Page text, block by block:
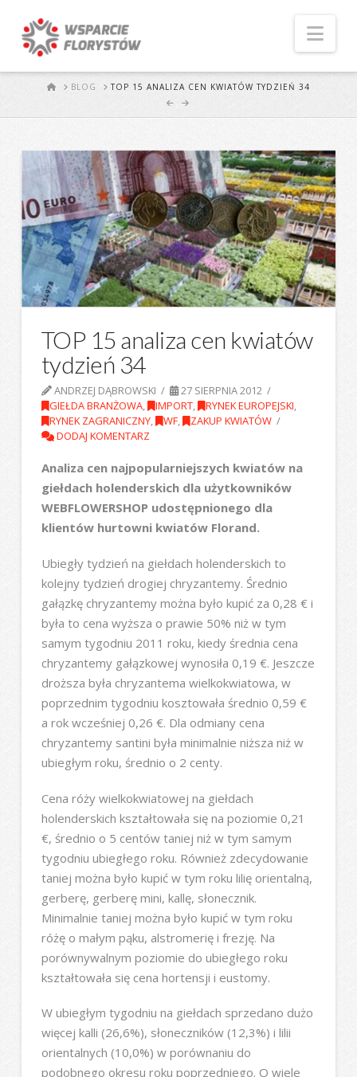
STARTBLOG TOP 15 ANALIZA CEN KWIATÓW TYDZIEŃ 34
TOP 15 analiza cen kwiatów
tydzień 34
ANDRZEJ DĄBROWSKI
27 SIERPNIA 2012
GIEŁDA BRANŻOWA, IMPORT, RYNEK EUROPEJSKI,
RYNEK ZAGRANICZNY, WF,
ZAKUP KWIATÓW
DODAJ KOMENTARZ
Analiza cen najpopularniejszych kwiatów na
giełdach holenderskich dla użytkowników
WEBFLOWERSHOP udostępnionego dla
klientów hurtowni kwiatów Florand.
Ubiegły tydzień na giełdach holenderskich to
kolejny tydzień drogiej chryzantemy. Średnio
gałązkę chryzantemy można było kupić za 0,28 € i
była to cena wyższa o prawie 50% niż w tym
samym tygodniu 2011 roku, kiedy średnia cena
chryzantemy gałązkowej wynosiła 0,19 €. Jeszcze
droższa była chryzantema wielkokwiatowa, w
poprzednim tygodniu kosztowała średnio 0,59 €
a rok wcześniej 0,26 €. Dla odmiany cena
chryzantemy santini była minimalnie niższa niż w
ubiegłym roku, średnio o 2 centy.
Cena róży wielkokwiatowej na giełdach
holenderskich kształtowała się na poziomie 0,21
€, średnio o 5 centów taniej niż w tym samym
tygodniu ubiegłego roku. Również zdecydowanie
taniej można było kupić w tym roku lilię orientalną,
gerberę, gerberę mini, kallę, słonecznik.
Minimalnie taniej można było kupić w tym roku
różę o małym pąku, alstromerię i frezję. Na
porównywalnym poziomie do ubiegłego roku
kształtowała się cena hortensji i eustomy.
W ubiegłym tygodniu na giełdach sprzedano dużo
więcej kalli (26,6%), słoneczników (12,3%) i lilii
orientalnych (10,0%) w porównaniu do
podobnego okresu roku poprzedniego. O wiele